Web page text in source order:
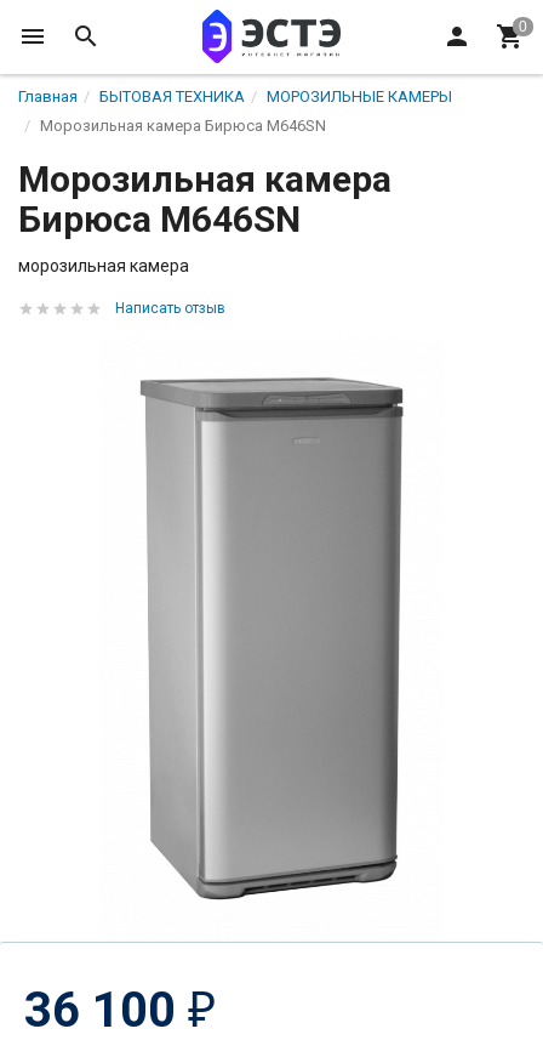
Главная БЫТОВАЯ ТЕХНИКА
МОРОЗИЛЬНЫЕ КАМЕРЫ
Морозильная камера Бирюса M646SN
Морозильная камера
Бирюса M646SN
морозильная камера
Написать отзыв
36 100 ₽